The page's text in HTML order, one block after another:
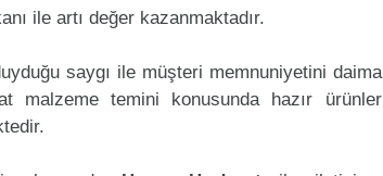
ile artı değer kazanmaktadır.
saygı ile müşteri memnuniyetini daima
malzeme temini konusunda hazır ürünler